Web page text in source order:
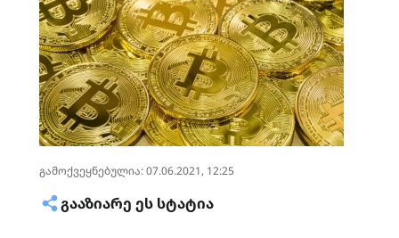
გამოქვეყნებულია: 07.06.2021, 12:25
ᲒᲐᲐᲖᲘᲐᲠᲔ ᲔᲡ ᲡᲢᲐᲢᲘᲐ